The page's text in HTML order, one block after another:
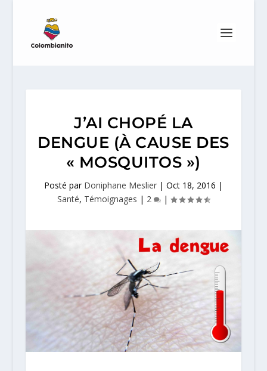
J’AI CHOPÉ LA
DENGUE (À CAUSE DES
« MOSQUITOS »)
Posté par Doniphane Meslier| Oct 18, 2016 |
Santé, Témoignages | 2 |